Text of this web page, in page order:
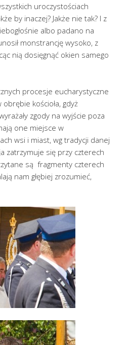
uroczystościach
by inaczej? Jakże nie tak? I z
albo padano na
monstrancję wysoko, z
nią dosięgnąć okien samego
procesje eucharystyczne
kościoła, gdyż
zgody na wyjście poza
one miejsce w
wsi i miast, wg tradycji danej
zatrzymuje się przy czterech
są fragmenty czterech
nam głębiej zrozumieć,